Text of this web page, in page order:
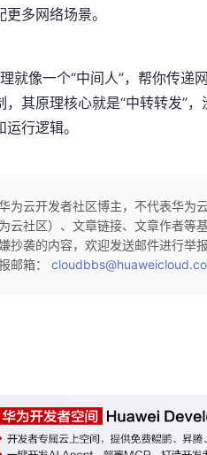
多网络场景。
就像一个“中间人”，帮你传递
，其原理核心就是“中转转发”
行逻辑。
为云开发者社区博主，不代表华
云社区）、文章链接、文章作者等
抄袭的内容，欢迎发送邮件进行举
邮箱：